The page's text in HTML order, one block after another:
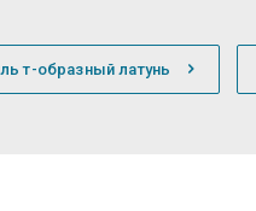
т-образный латунь